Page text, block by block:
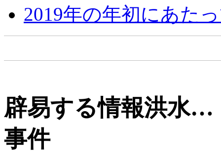
2019年の年初にあた
辟易する情報洪水…
事件